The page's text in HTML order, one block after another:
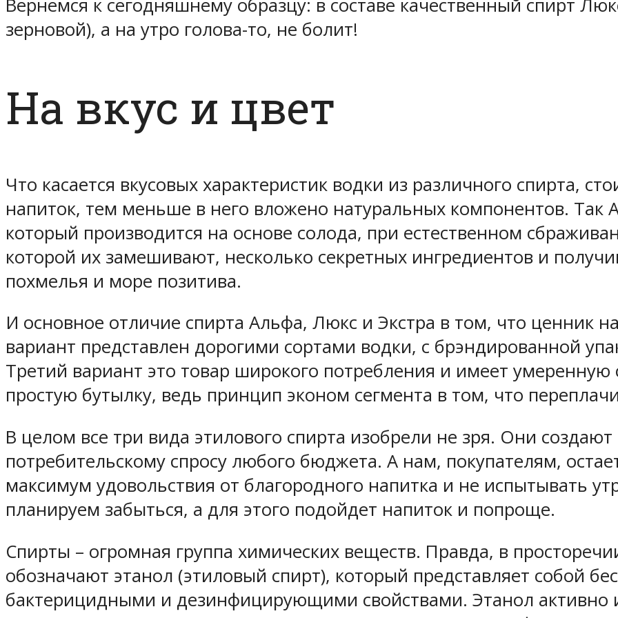
Вернемся к сегодняшнему образцу: в составе качественный спирт
зерновой), а на утро голова-то, не болит!
На вкус и цвет
Что касается вкусовых характеристик водки из различного спирта,
напиток, тем меньше в него вложено натуральных компонентов. Так
который производится на основе солода, при естественном
которой их замешивают, несколько секретных ингредиентов и
похмелья и море позитива.
И основное отличие спирта Альфа, Люкс и Экстра в том, что ценник
вариант представлен дорогими сортами водки, с брэндированной
Третий вариант это товар широкого потребления и имеет умеренную
простую бутылку, ведь принцип эконом сегмента в том, что
В целом все три вида этилового спирта изобрели не зря. Они
потребительскому спросу любого бюджета. А нам, покупателям,
максимум удовольствия от благородного напитка и не испытывать
планируем забыться, а для этого подойдет напиток и попроще.
Спирты – огромная группа химических веществ. Правда, в
обозначают этанол (этиловый спирт), который представляет собой
бактерицидными и дезинфицирующими свойствами. Этанол активно